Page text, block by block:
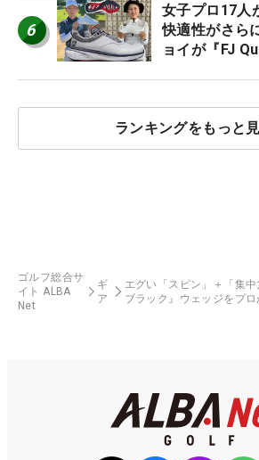
6
女子プロ17人
快適性がさら
ョイが『FJ
ランキングをもっと
ゴルフ総合サ
イト ALBA
Net
ギ
ア
エグい「スピン」＋「集
ブラック』ウェッジをプロ